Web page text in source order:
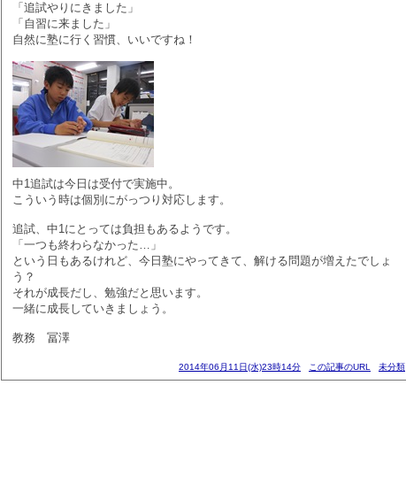
「追試やりにきました」
「自習に来ました」
自然に塾に行く習慣、いいですね！
中1追試は今日は受付で実施中。
こういう時は個別にがっつり対応します。
追試、中1にとっては負担もあるようです。
「一つも終わらなかった…」
という日もあるけれど、今日塾にやってきて、解ける問題が増えたでしょ
う？
それが成長だし、勉強だと思います。
一緒に成長していきましょう。
教務 冨澤
2014年06月11日(水)23時14分 この記事のURL 未分類